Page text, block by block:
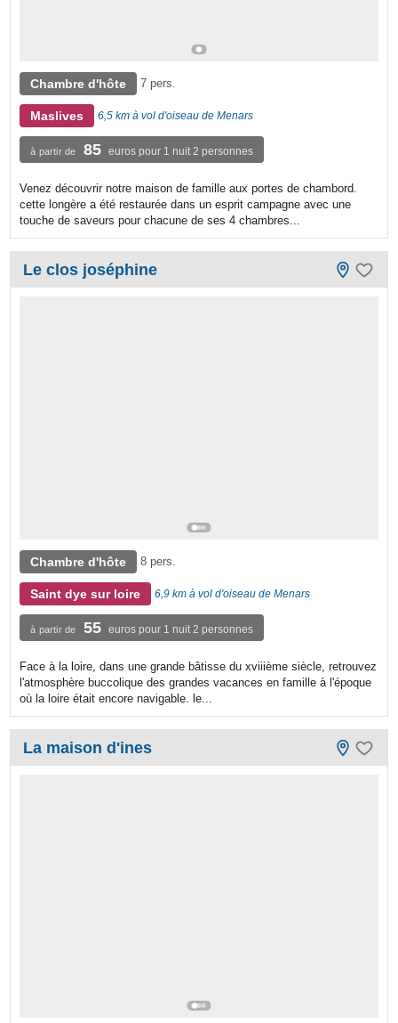
Chambre d'hôte 7 pers.
Maslives 6,5 km à vol d'oiseau de Menars
à partir de 85 euros pour 1 nuit 2 personnes
Venez découvrir notre maison de famille aux portes de chambord.
cette longère a été restaurée dans un esprit campagne avec une
touche de saveurs pour chacune de ses 4 chambres...
Le clos joséphine
Chambre d'hôte 8 pers.
Saint dye sur loire 6,9 km à vol d'oiseau de Menars
à partir de 55 euros pour 1 nuit 2 personnes
Face à la loire, dans une grande bâtisse du xviiième siècle, retrouvez
l'atmosphère buccolique des grandes vacances en famille à l'époque
où la loire était encore navigable. le...
La maison d'ines